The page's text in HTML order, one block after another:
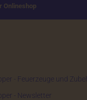
Onlineshop
- Feuerzeuge und
- Newsletter